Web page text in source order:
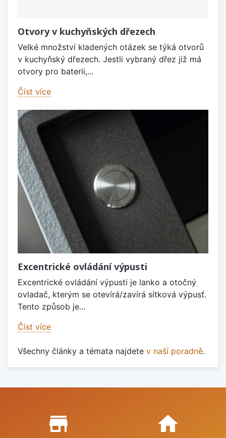
Otvory v kuchyňských dřezech
Velké množství kladených otázek se týká otvorů
v kuchyňský dřezech. Jestli vybraný dřez již má
otvory pro baterii,...
Číst více
Excentrické ovládání výpusti
Excentrické ovládání výpusti je lanko a otočný
ovladač, kterým se otevírá/zavírá sítková výpusť.
Tento způsob je...
Číst více
Všechny články a témata najdete v naší poradně.
Proč nakupovat u nás?
store_mall_directory home